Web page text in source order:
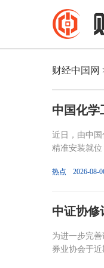
财经中国网
中国化学
近日，由中
精准安装就
热点 2026-08-
中证协修
为进一步完
券业协会于